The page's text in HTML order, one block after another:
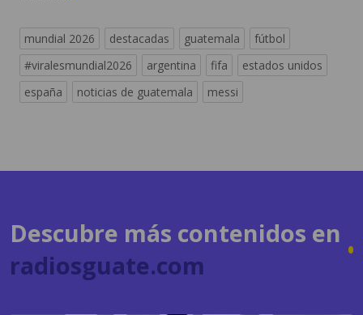
españa
noticias de guatemala messi
radiosguate.com